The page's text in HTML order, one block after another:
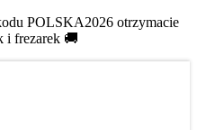
POLSKA2026 otrzymacie
i frezarek 🚚